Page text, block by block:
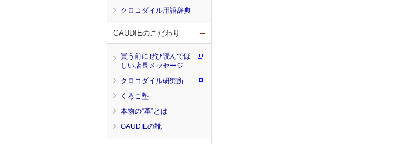
クロコダイル用語辞典
GAUDIEのこだわり
買う前にぜひ読んでほ
しい店長メッセージ
クロコダイル研究所
くろこ塾
本物の“革”とは
GAUDIEの靴